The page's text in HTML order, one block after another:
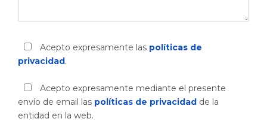
Acepto expresamente las políticas de
privacidad .
Acepto expresamente mediante el presente
envío de email las políticas de privacidad de la
entidad en la web.